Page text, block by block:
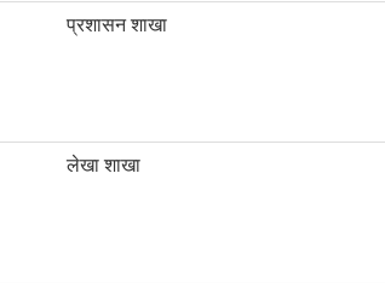
प्रशासन शाखा
लेखा शाखा